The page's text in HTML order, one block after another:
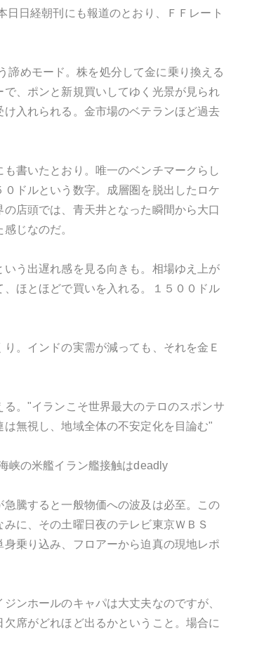
日日経朝刊にも報道のとおり、ＦＦレート
諦めモード。株を処分して金に乗り換える
、ポンと新規買いしてゆく光景が見られ
入れられる。金市場のベテランほど過去
書いたとおり。唯一のベンチマークらし
ドルという数字。成層圏を脱出したロケ
店頭では、青天井となった瞬間から大口
じなのだ。
う出遅れ感を見る向きも。相場ゆえ上が
ほとほどで買いを入れる。１５００ドル
。インドの実需が減っても、それを金Ｅ
。"イランこそ世界最大のテロのスポンサ
無視し、地域全体の不安定化を目論む"
峡の米艦イラン艦接触はdeadly
騰すると一般物価への波及は必至。この
に、その土曜日夜のテレビ東京ＷＢＳ
乗り込み、フロアーから迫真の現地レポ
ンホールのキャパは大丈夫なのですが、
席がどれほど出るかということ。場合に